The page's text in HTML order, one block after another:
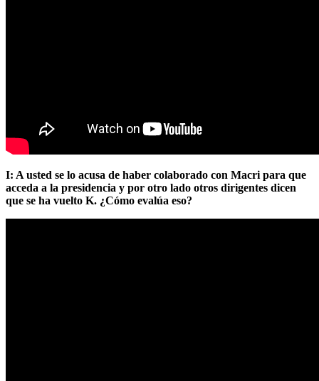
I: A usted se lo acusa de haber colaborado con Macri para que
acceda a la presidencia y por otro lado otros dirigentes dicen
que se ha vuelto K. ¿Cómo evalúa eso?